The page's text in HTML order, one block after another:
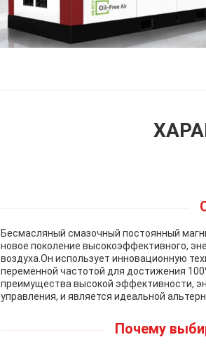
Бесмасляный смазочный постоянный
новое поколение высокоэффективного,
воздуха.Он использует инновационную
переменной частотой для достижения
преимущества высокой эффективности,
управления, и является идеальной
Почему